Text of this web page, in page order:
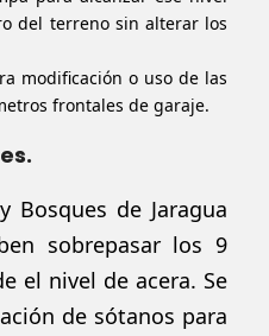
del terreno sin alterar los
modificación o uso de las
frontales de garaje.
Bosques de Jaragua
sobrepasar los 9
el nivel de acera. Se
de sótanos para